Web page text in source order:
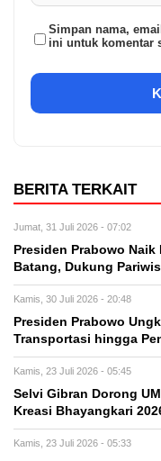
Simpan nama,
ini untuk komentar
BERITA TERKAIT
Jumat, 31 Juli 2026 - 07:02
Presiden Prabowo
Batang, Dukung
Kamis, 30 Juli 2026 - 20:48
Presiden Prabowo
Transportasi hingga
Kamis, 23 Juli 2026 - 05:45
Selvi Gibran Dorong
Kreasi Bhayangkari
Kamis, 23 Juli 2026 - 05:33